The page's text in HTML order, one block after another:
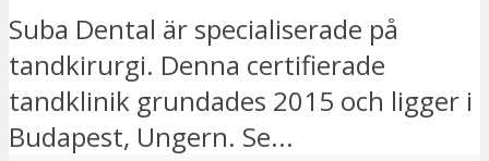
Suba Dental är specialiserade på
tandkirurgi. Denna certifierade
tandklinik grundades 2015 och ligger i
Budapest, Ungern. Se...